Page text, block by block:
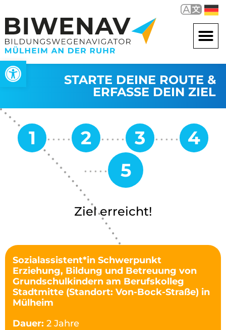
Open toolbar
STARTE DEINE ROUTE &
ERFASSE DEIN ZIEL
Ziel erreicht!
Sozialassistent*in Schwerpunkt
Erziehung, Bildung und Betreuung von
Grundschulkindern am Berufskolleg
Stadtmitte (Standort: Von-Bock-Straße) in
Mülheim
Dauer: 2 Jahre